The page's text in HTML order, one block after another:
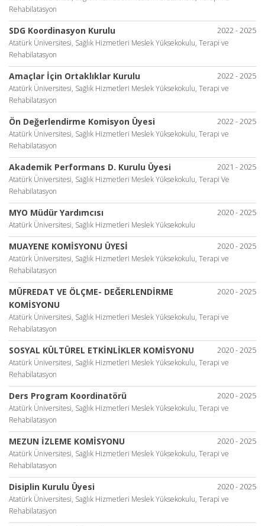
Rehabilatasyon
2022 - 2025
SDG Koordinasyon Kurulu
Atatürk Üniversitesi, Sağlık Hizmetleri Meslek Yüksekokulu, Terapi ve
Rehabilatasyon
2022 - 2025
Amaçlar İçin Ortaklıklar Kurulu
Atatürk Üniversitesi, Sağlık Hizmetleri Meslek Yüksekokulu, Terapi ve
Rehabilatasyon
2022 - 2025
Ön Değerlendirme Komisyon Üyesi
Atatürk Üniversitesi, Sağlık Hizmetleri Meslek Yüksekokulu, Terapi ve
Rehabilatasyon
2021 - 2025
Akademik Performans D. Kurulu Üyesi
Atatürk Üniversitesi, Sağlık Hizmetleri Meslek Yüksekokulu, Terapi Ve
Rehabilatasyon
2020 - 2025
MYO Müdür Yardımcısı
Atatürk Üniversitesi, Sağlık Hizmetleri Meslek Yüksekokulu
2020 - 2025
MUAYENE KOMİSYONU ÜYESİ
Atatürk Üniversitesi, Sağlık Hizmetleri Meslek Yüksekokulu, Terapi ve
Rehabilatasyon
2020 - 2025
MÜFREDAT VE ÖLÇME- DEĞERLENDİRME
KOMİSYONU
Atatürk Üniversitesi, Sağlık Hizmetleri Meslek Yüksekokulu, Terapi ve
Rehabilatasyon
2020 - 2025
SOSYAL KÜLTÜREL ETKİNLİKLER KOMİSYONU
Atatürk Üniversitesi, Sağlık Hizmetleri Meslek Yüksekokulu, Terapi ve
Rehabilatasyon
2020 - 2025
Ders Program Koordinatörü
Atatürk Üniversitesi, Sağlık Hizmetleri Meslek Yüksekokulu, Terapi ve
Rehabilatasyon
2020 - 2025
MEZUN İZLEME KOMİSYONU
Atatürk Üniversitesi, Sağlık Hizmetleri Meslek Yüksekokulu, Terapi ve
Rehabilatasyon
2020 - 2025
Disiplin Kurulu Üyesi
Atatürk Üniversitesi, Sağlık Hizmetleri Meslek Yüksekokulu, Terapi ve
Rehabilatasyon